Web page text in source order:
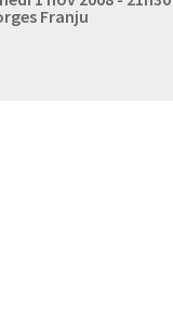
Franju